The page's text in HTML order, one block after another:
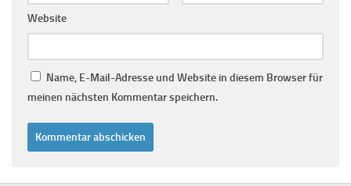
Website
Name, E-Mail-Adresse und Website in diesem Browser für
meinen nächsten Kommentar speichern.